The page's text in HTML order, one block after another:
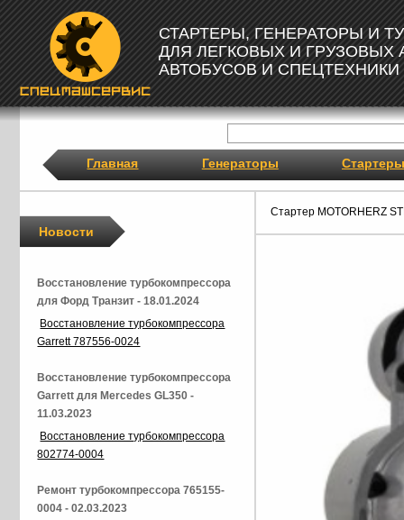
СТАРТЕРЫ, ГЕНЕРАТОРЫ И
ДЛЯ ЛЕГКОВЫХ И ГРУЗОВЫХ
АВТОБУСОВ И СПЕЦТЕХНИКИ
Главная Генераторы Стартеры
Стартер MOTORHERZ
Новости
Восстановление турбокомпрессора
для Форд Транзит - 18.01.2024
Восстановление турбокомпрессора
Garrett 787556-0024
Восстановление турбокомпрессора
Garrett для Mercedes GL350 -
11.03.2023
Восстановление турбокомпрессора
802774-0004
Ремонт турбокомпрессора 765155-
0004 - 02.03.2023